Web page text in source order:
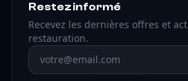
Restez informé
Recevez les dernières offres et
restauration.
Adresse email